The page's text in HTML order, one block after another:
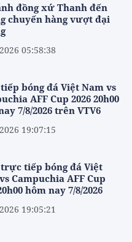
đồng xứ Thanh đến
chuyến hàng vượt đại
05:58:38
bóng đá Việt Nam vs
AFF Cup 2026 20h00
7/8/2026 trên VTV6
19:07:15
trực tiếp bóng đá Việt
Campuchia AFF Cup
hôm nay 7/8/2026
19:05:21